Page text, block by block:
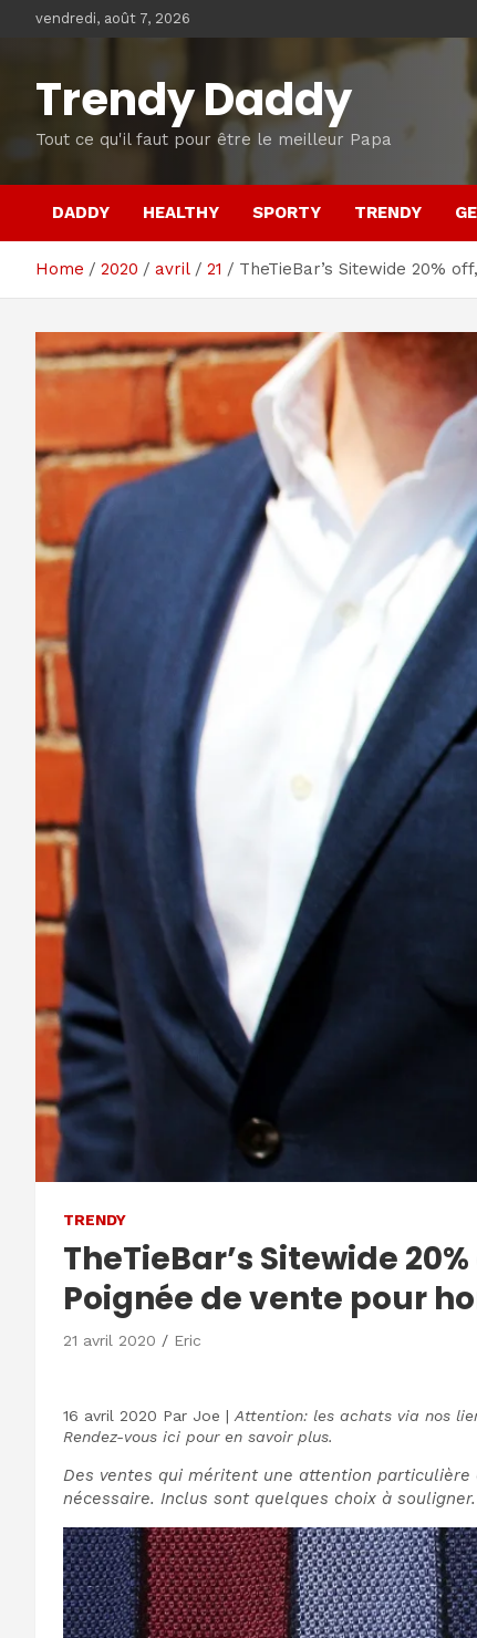
vendredi, août 7, 2026
Trendy Daddy
Tout ce qu'il faut pour être le meilleur Papa
DADDY HEALTHY SPORTY TRENDY
Home 2020 avril 21 TheTieBar’s Sitewide 20%
TRENDY
TheTieBar’s Sitewide
Poignée de vente pour
21 avril 2020 Eric
16 avril 2020 Par Joe | Attention: les achats via nos
Rendez-vous ici pour en savoir plus.
Des ventes qui méritent une attention
nécessaire. Inclus sont quelques choix à souligner.